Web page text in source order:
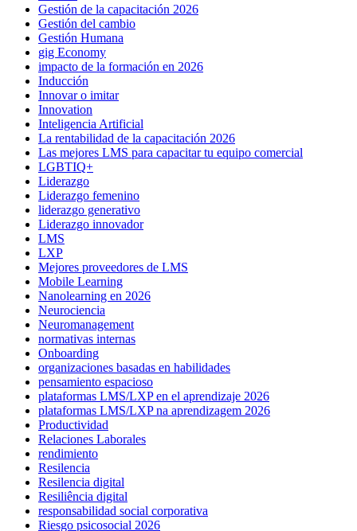
Gestión de la capacitación 2026
Gestión del cambio
Gestión Humana
gig Economy
impacto de la formación en 2026
Inducción
Innovar o imitar
Innovation
Inteligencia Artificial
La rentabilidad de la capacitación 2026
Las mejores LMS para capacitar tu equipo comercial
LGBTIQ+
Liderazgo
Liderazgo femenino
liderazgo generativo
Liderazgo innovador
LMS
LXP
Mejores proveedores de LMS
Mobile Learning
Nanolearning en 2026
Neurociencia
Neuromanagement
normativas internas
Onboarding
organizaciones basadas en habilidades
pensamiento espacioso
plataformas LMS/LXP en el aprendizaje 2026
plataformas LMS/LXP na aprendizagem 2026
Productividad
Relaciones Laborales
rendimiento
Resilencia
Resilencia digital
Resiliência digital
responsabilidad social corporativa
Riesgo psicosocial 2026